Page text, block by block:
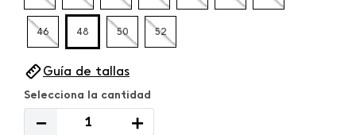
46 48 50 52
Guía de tallas
＋
－